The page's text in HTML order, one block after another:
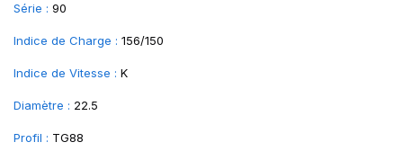
Série : 90
Indice de Charge : 156/150
Indice de Vitesse : K
Diamètre : 22.5
Profil : TG88